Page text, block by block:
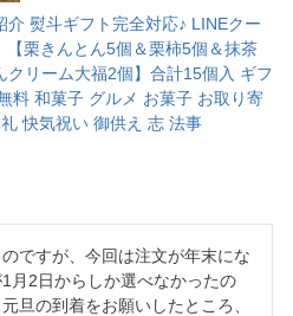
熨斗ギフト完全対応♪ LINEクー
栗きんとん5個＆栗柿5個＆抹茶
クリーム大福2個】合計15個入 ギフ
料 和菓子 グルメ お菓子 お取り寄
快気祝い 御供え 志 法事
ですが、今回は注文が年末にな
月2日からしか選べなかったの
旦の到着をお願いしたところ、